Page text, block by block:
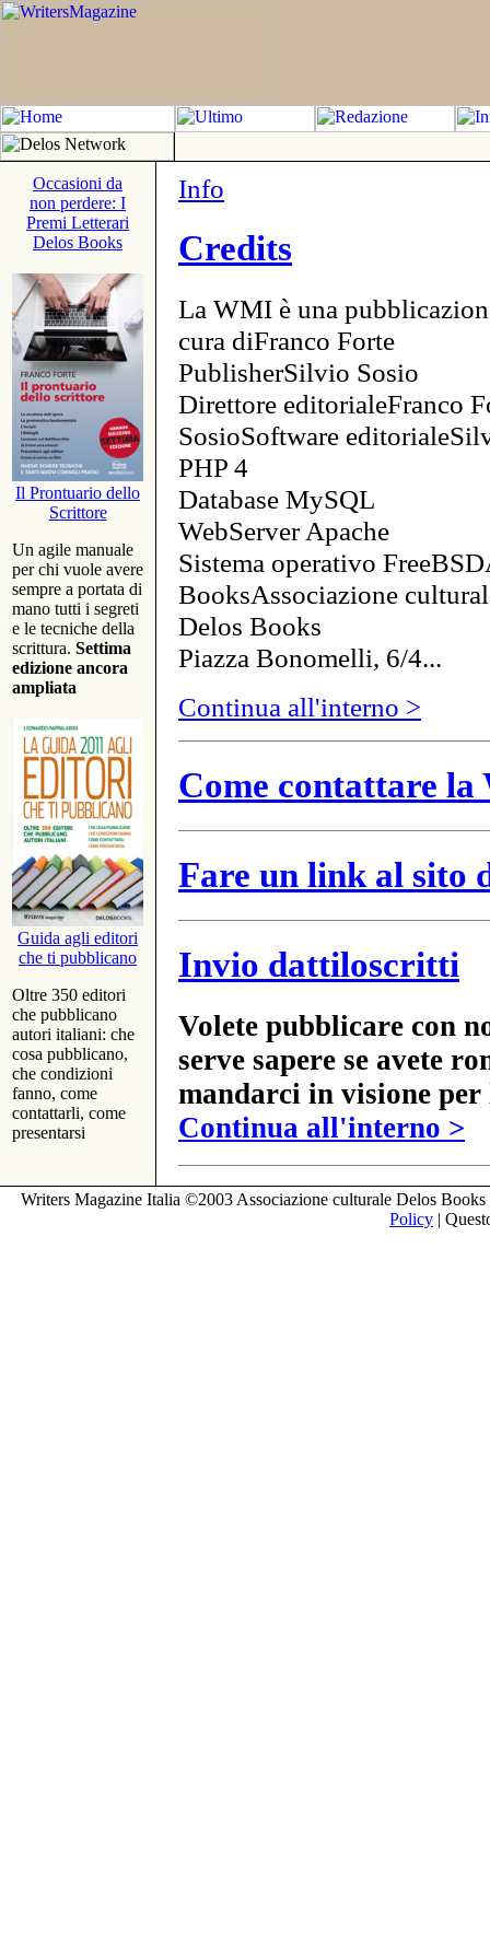
Occasioni da
non perdere: I
Premi Letterari
Delos Books
Il Prontuario dello
Scrittore
Un agile manuale
per chi vuole avere
sempre a portata di
mano tutti i segreti
e le tecniche della
scrittura. Settima
edizione ancora
ampliata
Guida agli editori
che ti pubblicano
Oltre 350 editori
che pubblicano
autori italiani: che
cosa pubblicano,
che condizioni
fanno, come
contattarli, come
presentarsi
Info
Credits
La WMI è una
cura diFranco Forte
PublisherSilvio Sosio
Direttore editorialeFranco
SosioSoftware
PHP 4
Database MySQL
WebServer Apache
Sistema operativo
BooksAssociazione
Delos Books
Piazza Bonomelli, 6/4...
Continua all'interno >
Come contattare
Fare un link al sito
Invio dattiloscritti
Volete pubblicare con
serve sapere se avete
mandarci in visione
Continua all'interno >
Writers Magazine Italia ©2003 Associazione culturale Delos
Policy |